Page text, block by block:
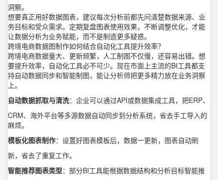
洞察。
想要真正用好数据图表，建议每次分析前都先问清楚数据来源、业
务目标和受众需求。定期复盘图表使用效果，不断调整优化，才能
让数据分析为业务赋能，而不是制造更多疑惑。
跨境电商数据图制作如何结合自动化工具提升效率？
跨境电商数据量大、更新频繁，人工制图不仅慢，还容易出错。想
要提升效率，自动化工具必不可少。现在市面上主流的BI工具都支
持自动数据同步和智能制图，能让分析师把更多精力放在业务洞察
上。
自动数据抓取与清洗：企业可以通过API或数据集成工具，把ERP、
CRM、海外平台等多源数据自动同步到分析系统，省去手工导入的
麻烦。
模板化图表制作：设置好图表模板后，数据一更新，图表自动刷
新，省去了重复工作。
智能推荐图表类型：部分BI工具能根据数据结构和分析目标智能推